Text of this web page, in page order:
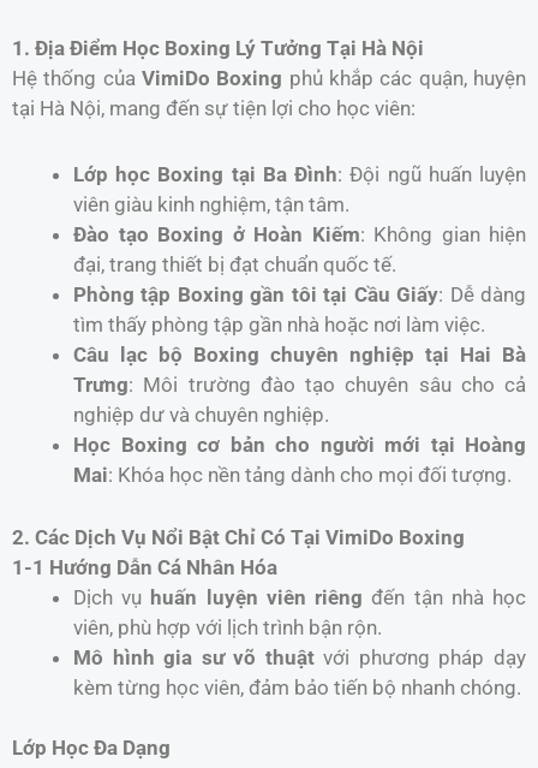
1. Địa Điểm Học Boxing Lý Tưởng Tại Hà Nội
Hệ thống của VimiDo Boxing phủ khắp các quận, huyện
tại Hà Nội, mang đến sự tiện lợi cho học viên:
Lớp học Boxing tại Ba Đình: Đội ngũ huấn luyện
viên giàu kinh nghiệm, tận tâm.
Đào tạo Boxing ở Hoàn Kiếm: Không gian hiện
đại, trang thiết bị đạt chuẩn quốc tế.
Phòng tập Boxing gần tôi tại Cầu Giấy: Dễ dàng
tìm thấy phòng tập gần nhà hoặc nơi làm việc.
Câu lạc bộ Boxing chuyên nghiệp tại Hai Bà
Trưng: Môi trường đào tạo chuyên sâu cho cả
nghiệp dư và chuyên nghiệp.
Học Boxing cơ bản cho người mới tại Hoàng
Mai: Khóa học nền tảng dành cho mọi đối tượng.
2. Các Dịch Vụ Nổi Bật Chỉ Có Tại VimiDo Boxing
1-1 Hướng Dẫn Cá Nhân Hóa
Dịch vụ huấn luyện viên riêng đến tận nhà học
viên, phù hợp với lịch trình bận rộn.
Mô hình gia sư võ thuậtvới phương pháp dạy
kèm từng học viên, đảm bảo tiến bộ nhanh chóng.
Lớp Học Đa Dạng